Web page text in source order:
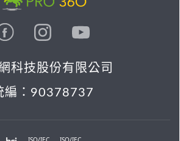
科技股份有限公司
編：90378737